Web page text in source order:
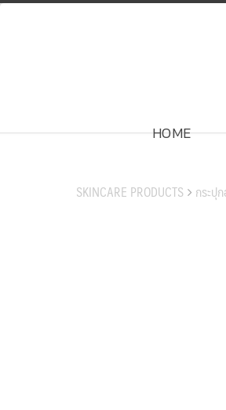
Skip
HOME
SKINCARE PRODUCTS กระปุ